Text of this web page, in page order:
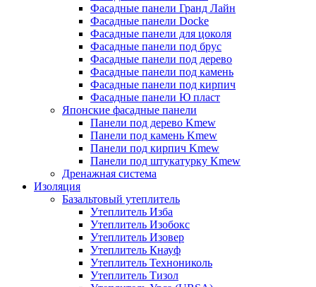
Фасадные панели Гранд Лайн
Фасадные панели Docke
Фасадные панели для цоколя
Фасадные панели под брус
Фасадные панели под дерево
Фасадные панели под камень
Фасадные панели под кирпич
Фасадные панели Ю пласт
Японские фасадные панели
Панели под дерево Kmew
Панели под камень Kmew
Панели под кирпич Kmew
Панели под штукатурку Kmew
Дренажная система
Изоляция
Базальтовый утеплитель
Утеплитель Изба
Утеплитель Изобокс
Утеплитель Изовер
Утеплитель Кнауф
Утеплитель Технониколь
Утеплитель Тизол